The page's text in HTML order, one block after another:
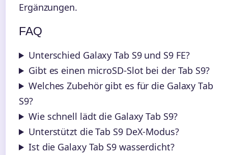
Ergänzungen.
FAQ
Unterschied Galaxy Tab S9 und S9 FE?
Gibt es einen microSD-Slot bei der Tab S9?
Welches Zubehör gibt es für die Galaxy Tab
S9?
Wie schnell lädt die Galaxy Tab S9?
Unterstützt die Tab S9 DeX-Modus?
Ist die Galaxy Tab S9 wasserdicht?